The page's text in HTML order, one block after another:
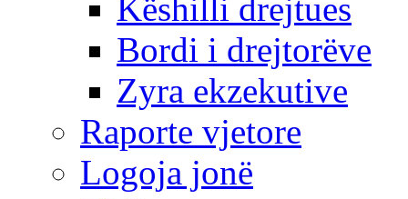
Këshilli drejtues
Bordi i drejtorëve
Zyra ekzekutive
Raporte vjetore
Logoja jonë